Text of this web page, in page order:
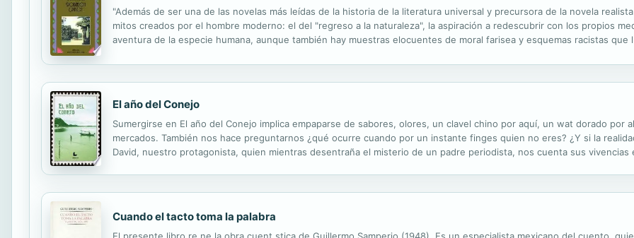
"Además de ser una de las novelas más leídas de la historia de la literatura universal y precursora de la novela
mitos creados por el hombre moderno: el del "regreso a la naturaleza", la aspiración a redescubrir con los propios
aventura de la especie humana, aunque también hay muestras elocuentes de moral farisea y esquemas racistas que
El año del Conejo
Sumergirse en El año del Conejo implica empaparse de sabores, olores, un clavel chino por aquí, un wat dorado por
mercados. También nos hace preguntarnos ¿qué ocurre cuando por un instante finges quien no eres? ¿Y si la
David, nuestro protagonista, quien mientras desentraña el misterio de un padre periodista, nos cuenta sus vivencias
Cuando el tacto toma la palabra